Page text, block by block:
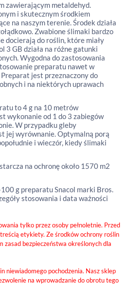
zawierającym metaldehyd.
i skutecznym środkiem
na naszym terenie. Środek działa
Zwabione ślimaki bardzo
docierają do roślin, które miały
3 GB działa na różne gatunki
Wygodna do zastosowania
preparatu nawet w
jest przeznaczony do
i na niektórych uprawach
to 4 g na 10 metrów
wykonanie od 1 do 3 zabiegów
W przypadku gleby
jej wyrównanie. Optymalną porą
i wieczór, kiedy ślimaki
na ochronę około 1570 m2
g preparatu Snacol marki Bros.
stosowania i data ważności
tylko przez osoby pełnoletnie. Przed
etykiety. Ze środków ochrony roślin
zasad bezpieczeństwa określonych dla
niewiadomego pochodzenia. Nasz sklep
na wprowadzanie do obrotu tego